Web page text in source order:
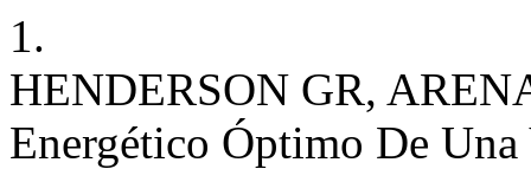
1.
HENDERSON GR,
Energético Óptimo De